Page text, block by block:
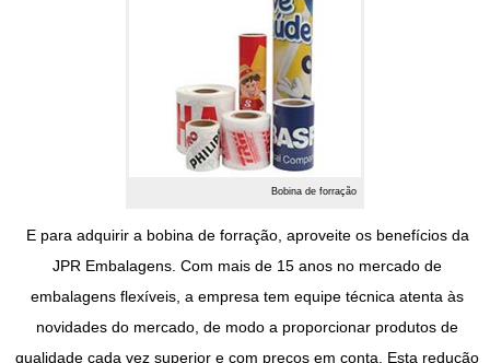
Bobina de forração
E para adquirir a bobina de forração, aproveite os benefícios da
JPR Embalagens. Com mais de 15 anos no mercado de
embalagens flexíveis, a empresa tem equipe técnica atenta às
novidades do mercado, de modo a proporcionar produtos de
qualidade cada vez superior e com preços em conta. Esta redução